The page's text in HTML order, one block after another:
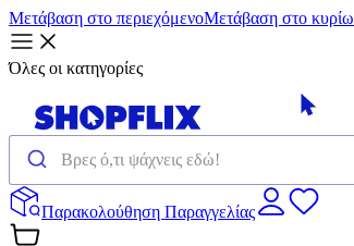
Μετάβαση στο περιεχόμενοΜετάβαση στο
Όλες οι κατηγορίες
Παρακολούθηση Παραγγελίας